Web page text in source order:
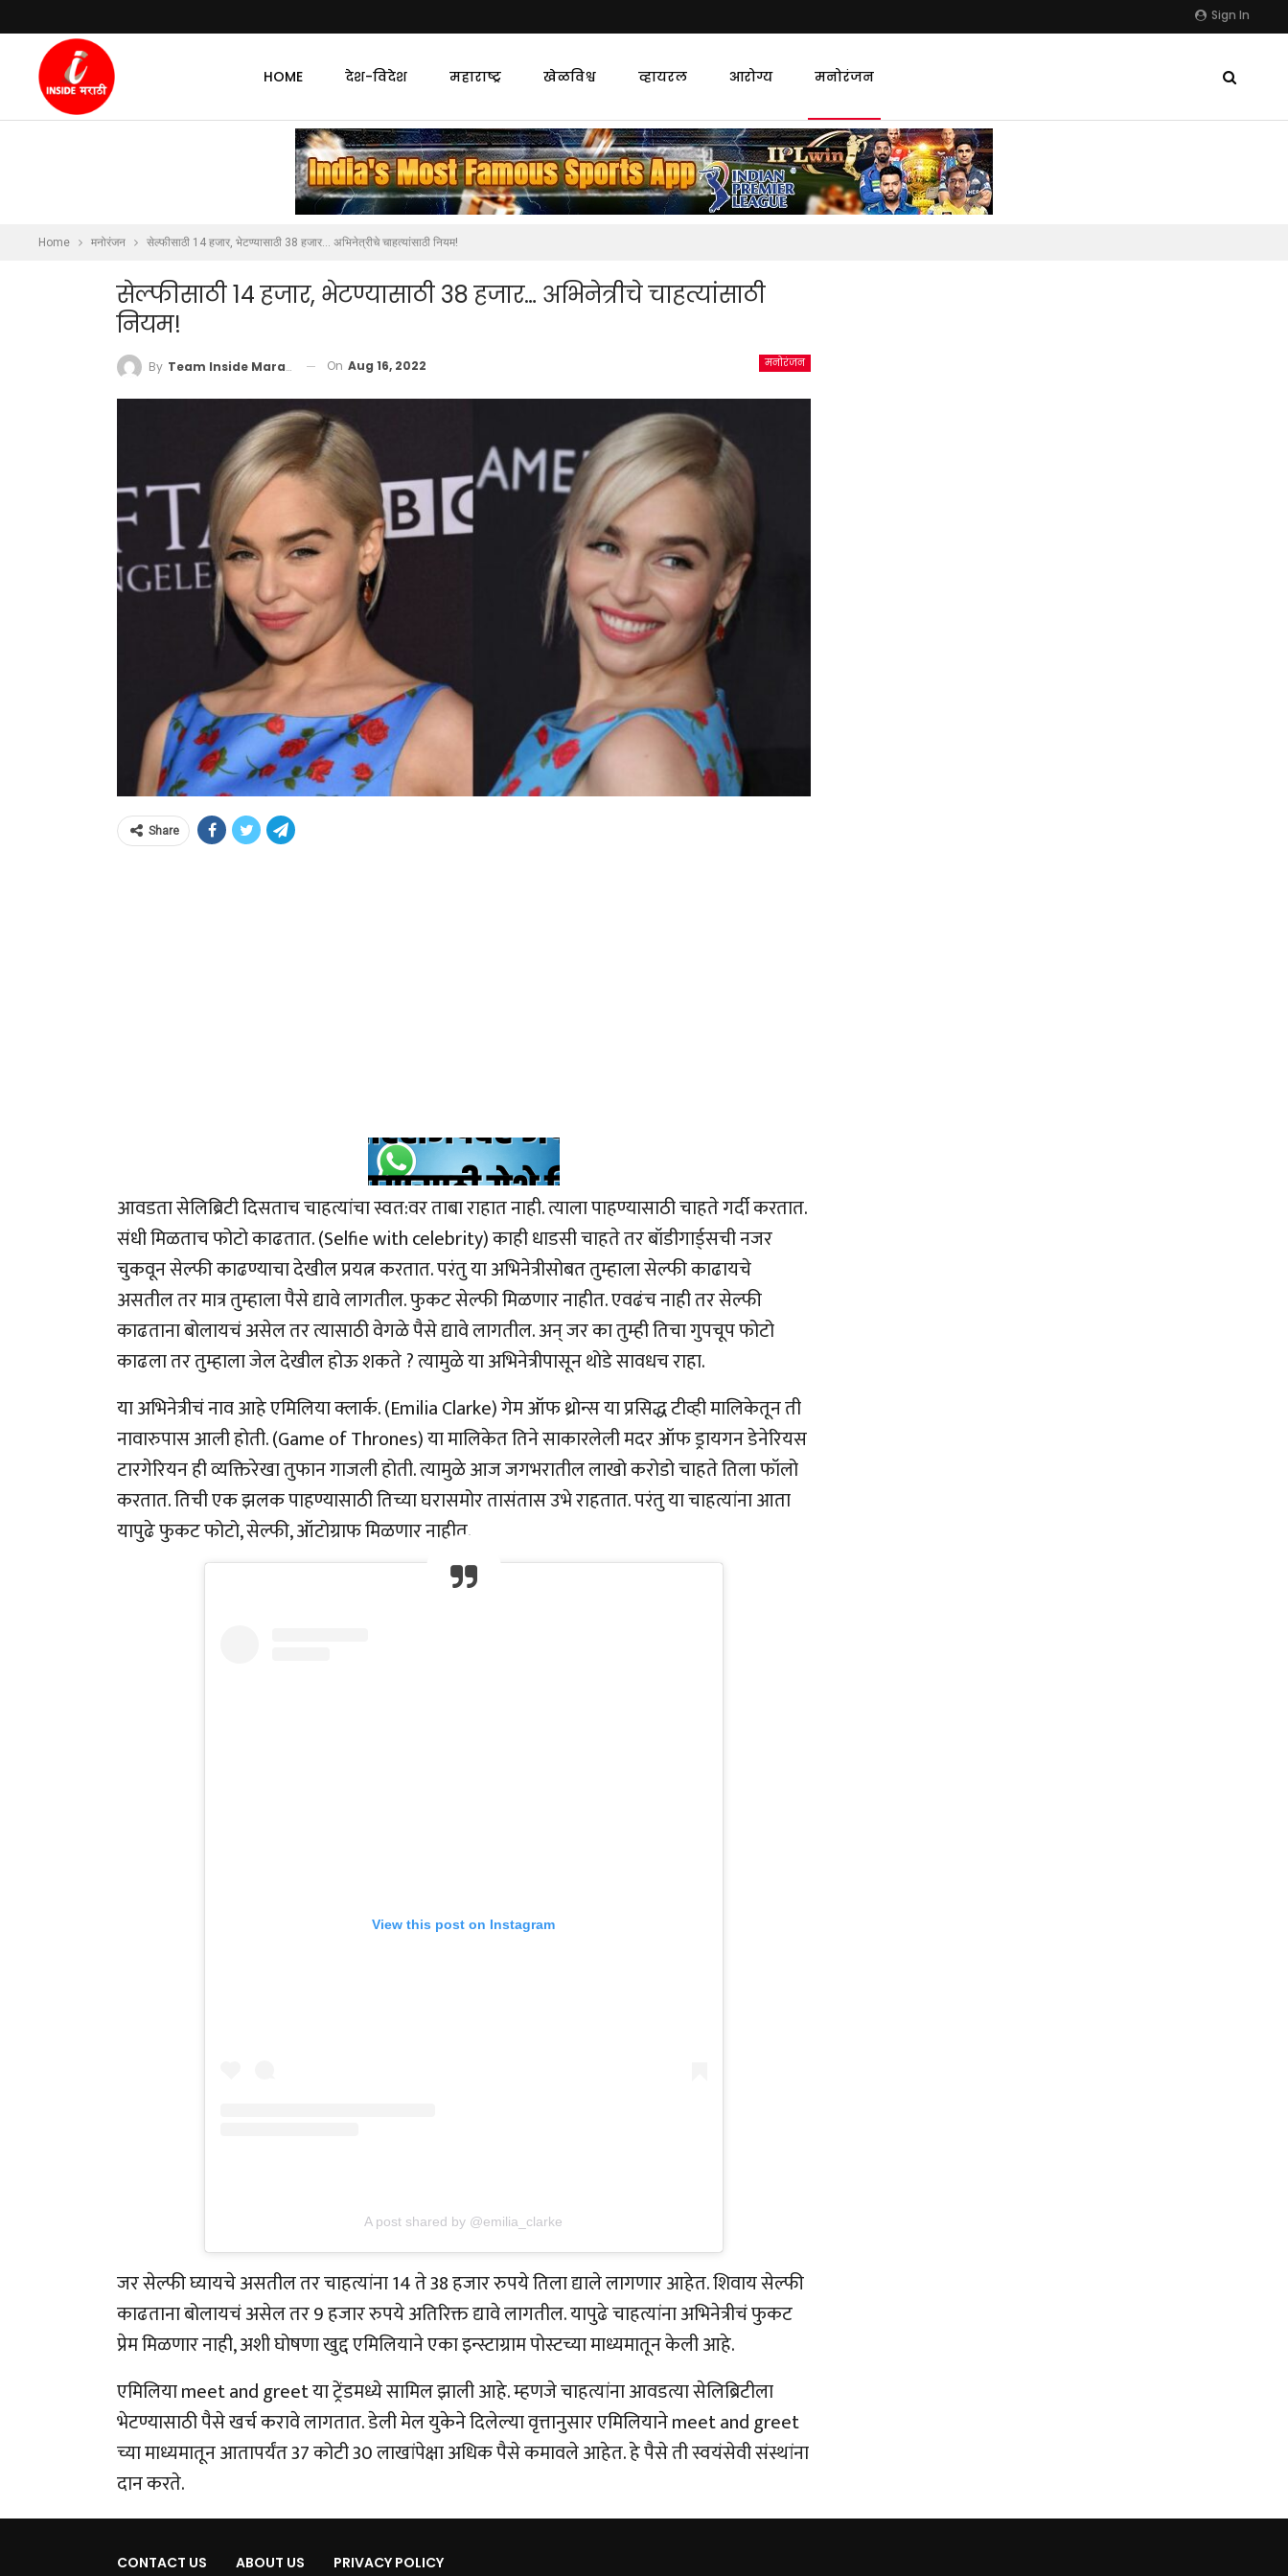
Sign In
HOME देश-विदेश महाराष्ट्र खेळविश्व व्हायरल आरोग्य मनोरंजन
Home मनोरंजन सेल्फीसाठी 14 हजार, भेटण्यासाठी 38 हजार… अभिनेत्रीचे चाहत्यांसाठी नियम!
सेल्फीसाठी 14 हजार, भेटण्यासाठी 38 हजार… अभिनेत्रीचे चाहत्यांसाठी
नियम!
मनोरंजन
By Team Inside Marathi On Aug 16, 2022
Share
आवडता सेलिब्रिटी दिसताच चाहत्यांचा स्वत:वर ताबा राहात नाही. त्याला पाहण्यासाठी चाहते गर्दी करतात.
संधी मिळताच फोटो काढतात. (Selfie with celebrity) काही धाडसी चाहते तर बॉडीगार्ड्सची नजर
चुकवून सेल्फी काढण्याचा देखील प्रयत्न करतात. परंतु या अभिनेत्रीसोबत तुम्हाला सेल्फी काढायचे
असतील तर मात्र तुम्हाला पैसे द्यावे लागतील. फुकट सेल्फी मिळणार नाहीत. एवढंच नाही तर सेल्फी
काढताना बोलायचं असेल तर त्यासाठी वेगळे पैसे द्यावे लागतील. अन् जर का तुम्ही तिचा गुपचूप फोटो
काढला तर तुम्हाला जेल देखील होऊ शकते ? त्यामुळे या अभिनेत्रीपासून थोडे सावधच राहा.
या अभिनेत्रीचं नाव आहे एमिलिया क्लार्क. (Emilia Clarke) गेम ऑफ थ्रोन्स या प्रसिद्ध टीव्ही मालिकेतून ती
नावारुपास आली होती. (Game of Thrones) या मालिकेत तिने साकारलेली मदर ऑफ ड्रायगन डेनेरियस
टारगेरियन ही व्यक्तिरेखा तुफान गाजली होती. त्यामुळे आज जगभरातील लाखो करोडो चाहते तिला फॉलो
करतात. तिची एक झलक पाहण्यासाठी तिच्या घरासमोर तासंतास उभे राहतात. परंतु या चाहत्यांना आता
यापुढे फुकट फोटो, सेल्फी, ऑटोग्राफ मिळणार नाहीत.
View this post on Instagram
A post shared by @emilia_clarke
जर सेल्फी घ्यायचे असतील तर चाहत्यांना 14 ते 38 हजार रुपये तिला द्याले लागणार आहेत. शिवाय सेल्फी
काढताना बोलायचं असेल तर 9 हजार रुपये अतिरिक्त द्यावे लागतील. यापुढे चाहत्यांना अभिनेत्रीचं फुकट
प्रेम मिळणार नाही, अशी घोषणा खुद्द एमिलियाने एका इन्स्टाग्राम पोस्टच्या माध्यमातून केली आहे.
एमिलिया meet and greet या ट्रेंडमध्ये सामिल झाली आहे. म्हणजे चाहत्यांना आवडत्या सेलिब्रिटीला
भेटण्यासाठी पैसे खर्च करावे लागतात. डेली मेल युकेने दिलेल्या वृत्तानुसार एमिलियाने meet and greet
च्या माध्यमातून आतापर्यंत 37 कोटी 30 लाखांपेक्षा अधिक पैसे कमावले आहेत. हे पैसे ती स्वयंसेवी संस्थांना
दान करते.
CONTACT US ABOUT US PRIVACY POLICY